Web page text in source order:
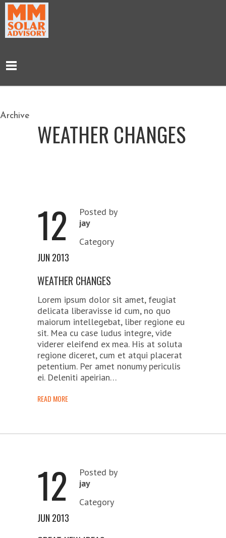
Archive
WEATHER CHANGES
12
JUN 2013
Posted by
jay
Category
WEATHER CHANGES
Lorem ipsum dolor sit amet, feugiat
delicata liberavisse id cum, no quo
maiorum intellegebat, liber regione eu
sit. Mea cu case ludus integre, vide
viderer eleifend ex mea. His at soluta
regione diceret, cum et atqui placerat
petentium. Per amet nonumy periculis
ei. Deleniti apeirian…
READ MORE
12
JUN 2013
Posted by
jay
Category